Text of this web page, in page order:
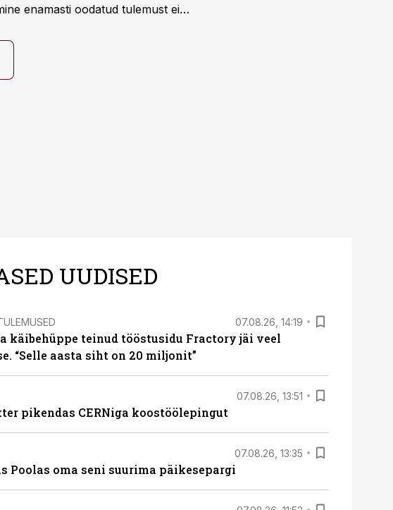
enamasti oodatud tulemust ei
UUDISED
07.08.26, 14:19
käibehüppe teinud tööstusidu Fractory jäi veel
“Selle aasta siht on 20 miljonit”
07.08.26, 13:51
pikendas CERNiga koostöölepingut
07.08.26, 13:35
Poolas oma seni suurima päikesepargi